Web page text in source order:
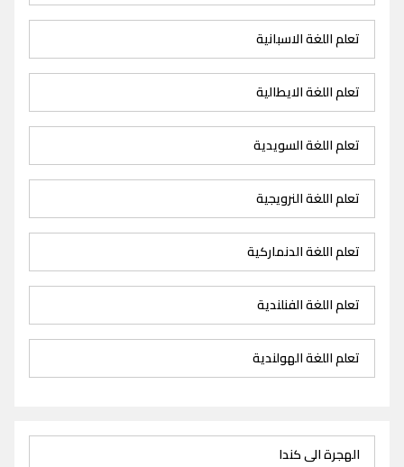
تعلم اللغة الاسبانية
تعلم اللغة الايطالية
تعلم اللغة السويدية
تعلم اللغة النرويجية
تعلم اللغة الدنماركية
تعلم اللغة الفنلندية
تعلم اللغة الهولندية
الهجرة الى كندا